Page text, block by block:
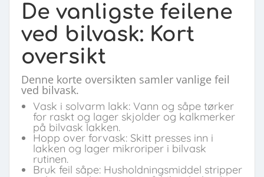
De vanligste feilene
ved bilvask: Kort
oversikt
Denne korte oversikten samler vanlige feil
ved bilvask.
Vask i solvarm lakk: Vann og såpe tørker
for raskt og lager skjolder og kalkmerker
på bilvask lakken.
Hopp over forvask: Skitt presses inn i
lakken og lager mikroriper i bilvask
rutinen.
Bruk feil såpe: Husholdningsmiddel stripper